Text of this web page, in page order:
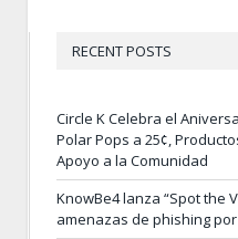
RECENT POSTS
Circle K Celebra el
Polar Pops a 25¢,
Apoyo a la Comunidad
KnowBe4 lanza “Spot the
amenazas de phishing